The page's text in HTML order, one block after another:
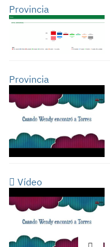
Provincia
Provincia
Vídeo